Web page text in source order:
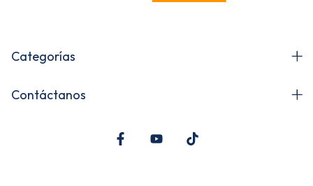
Categorías
Contáctanos